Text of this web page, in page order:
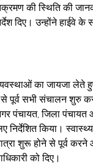
की स्थिति की
दिए। उन्होंने हाईवे
व्यवस्थाओं का जायजा
पूर्व सभी संचालन शुरु
पंचायत, जिला
किया।
शुरू होने से पूर्व
को दिए।